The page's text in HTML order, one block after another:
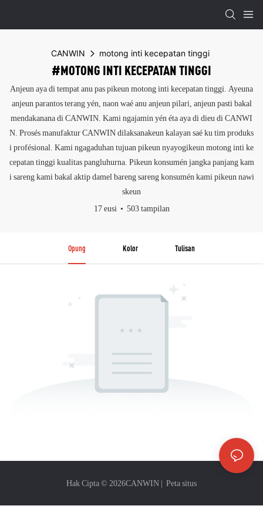
CANWIN motong inti kecepatan tinggi
#MOTONG INTI KECEPATAN TINGGI
Anjeun aya di tempat anu pas pikeun motong inti kecepatan tinggi. Ayeuna
anjeun parantos terang yén, naon waé anu anjeun pilari, anjeun pasti bakal
mendakanana di CANWIN. Kami ngajamin yén éta aya di dieu di CANWI
N. Prosés manufaktur CANWIN dilaksanakeun kalayan saé ku tim produks
i profésional. Kami ngagaduhan tujuan pikeun nyayogikeun motong inti ke
cepatan tinggi kualitas pangluhurna. Pikeun konsumén jangka panjang kam
i sareng kami bakal aktip damel bareng sareng konsumén kami pikeun nawi
skeun
17 eusi
503 tampilan
Opung Kolor Tulisan
Hak Cipta © 2026CANWIN | Peta situs